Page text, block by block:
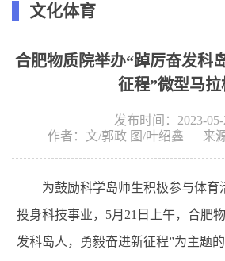
文化体育
合肥物质院举办“踔厉奋发科
征程”微型马拉
发布时间：2023-05-
作者： 文/郭政 图/叶绍鑫 来
为鼓励科学岛师生积极参与体育
投身科技事业，5月21日上午，合肥
发科岛人，勇毅奋进新征程”为主题